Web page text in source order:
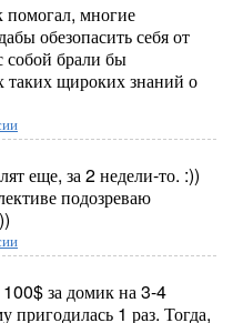
помогал, многие
обезопасить себя от
собой брали бы
щироких знаний о
еще, за 2 недели-то. :))
подозреваю
за домик на 3-4
пригодилась 1 раз. Тогда,